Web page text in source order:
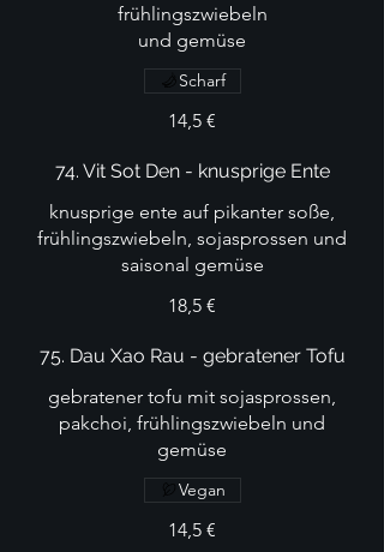
frühlingszwiebeln
und gemüse
14,5 €
Scharf
74. Vit Sot Den - knusprige Ente
knusprige ente auf pikanter soße,
frühlingszwiebeln, sojasprossen und
saisonal gemüse
18,5 €
75. Dau Xao Rau - gebratener Tofu
gebratener tofu mit sojasprossen,
pakchoi, frühlingszwiebeln und
gemüse
14,5 €
Vegan